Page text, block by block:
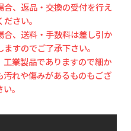
合、返品・交換の受付を行え
さい。
合、送料・手数料は差し引か
すのでご了承下さい。
工業製品でありますので細か
れや傷みがあるものもござ
。